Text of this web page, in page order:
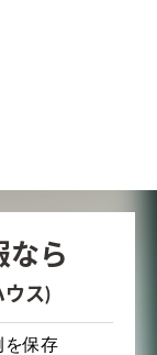
なら
ウス)
を保存